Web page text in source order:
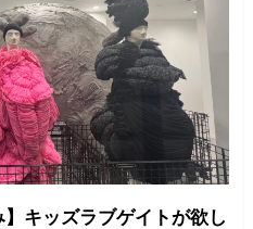
】キッズラブゲイトが欲し